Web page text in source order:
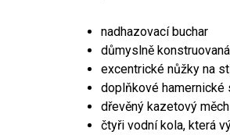
nadhazovací buchar
důmyslně
excentrické nůžky na
doplňkové hamernické
dřevěný kazetový
čtyři vodní kola, která